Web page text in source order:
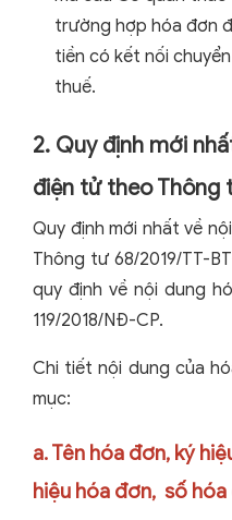
trường hợp hóa đơn
tiền có kết nối
thuế.
2. Quy định mới
điện tử theo Thông
Quy định mới nhất về
Thông tư 68/2019/TT-
quy định về nội dung
119/2018/NĐ-CP.
Chi tiết nội dung của
mục:
a. Tên hóa đơn, ký
hiệu hóa đơn, số